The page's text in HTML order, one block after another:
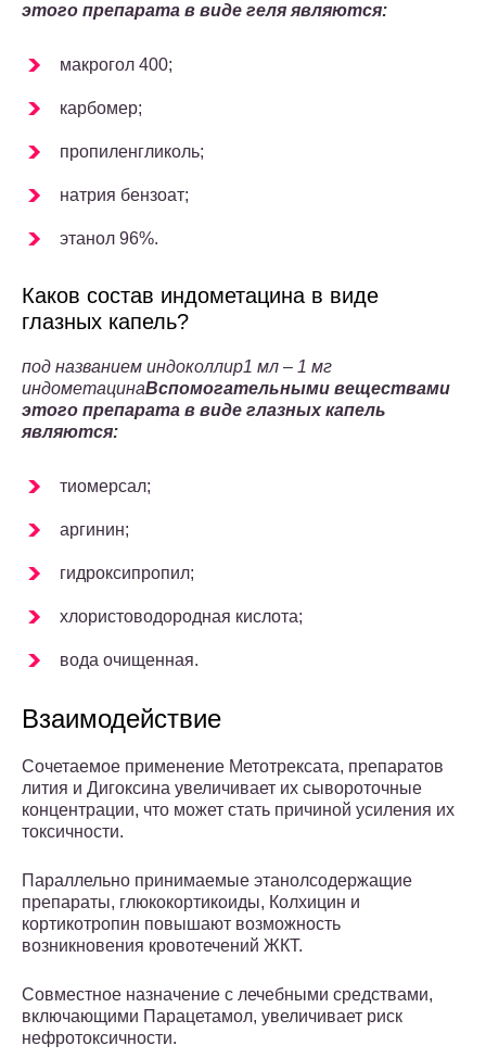
этого препарата в виде геля являются:
макрогол 400;
карбомер;
пропиленгликоль;
натрия бензоат;
этанол 96%.
Каков состав индометацина в виде
глазных капель?
под названием индоколлир1 мл – 1 мг
индометацинаВспомогательными веществами
этого препарата в виде глазных капель
являются:
тиомерсал;
аргинин;
гидроксипропил;
хлористоводородная кислота;
вода очищенная.
Взаимодействие
Сочетаемое применение Метотрексата, препаратов
лития и Дигоксина увеличивает их сывороточные
концентрации, что может стать причиной усиления их
токсичности.
Параллельно принимаемые этанолсодержащие
препараты, глюкокортикоиды, Колхицин и
кортикотропин повышают возможность
возникновения кровотечений ЖКТ.
Совместное назначение с лечебными средствами,
включающими Парацетамол, увеличивает риск
нефротоксичности.